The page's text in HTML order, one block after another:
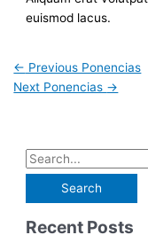
euismod lacus.
← Previous Ponencias
Next Ponencias →
Recent Posts